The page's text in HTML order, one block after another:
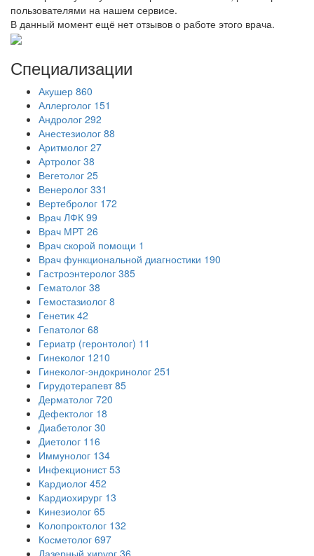
пользователями на нашем сервисе.
В данный момент ещё нет отзывов о работе этого врача.
Специализации
Акушер 860
Аллерголог 151
Андролог 292
Анестезиолог 88
Аритмолог 27
Артролог 38
Вегетолог 25
Венеролог 331
Вертебролог 172
Врач ЛФК 99
Врач МРТ 26
Врач скорой помощи 1
Врач функциональной диагностики 190
Гастроэнтеролог 385
Гематолог 38
Гемостазиолог 8
Генетик 42
Гепатолог 68
Гериатр (геронтолог) 11
Гинеколог 1210
Гинеколог-эндокринолог 251
Гирудотерапевт 85
Дерматолог 720
Дефектолог 18
Диабетолог 30
Диетолог 116
Иммунолог 134
Инфекционист 53
Кардиолог 452
Кардиохирург 13
Кинезиолог 65
Колопроктолог 132
Косметолог 697
Лазерный хирург 36